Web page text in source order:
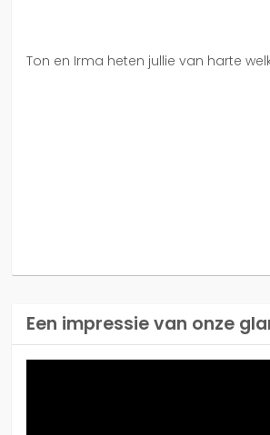
Ton en Irma heten jullie van harte
Een impressie van onze